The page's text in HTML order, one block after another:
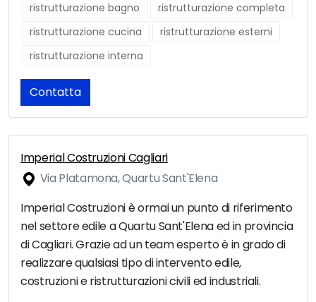
ristrutturazione bagno
ristrutturazione completa
ristrutturazione cucina
ristrutturazione esterni
ristrutturazione interna
Contatta
Imperial Costruzioni Cagliari
Via Platamona, Quartu Sant'Elena
Imperial Costruzioni è ormai un punto di riferimento
nel settore edile a Quartu Sant'Elena ed in provincia
di Cagliari. Grazie ad un team esperto è in grado di
realizzare qualsiasi tipo di intervento edile,
costruzioni e ristrutturazioni civili ed industriali.